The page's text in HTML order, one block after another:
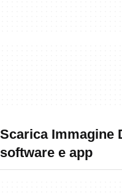
Scarica Immagine
software e app